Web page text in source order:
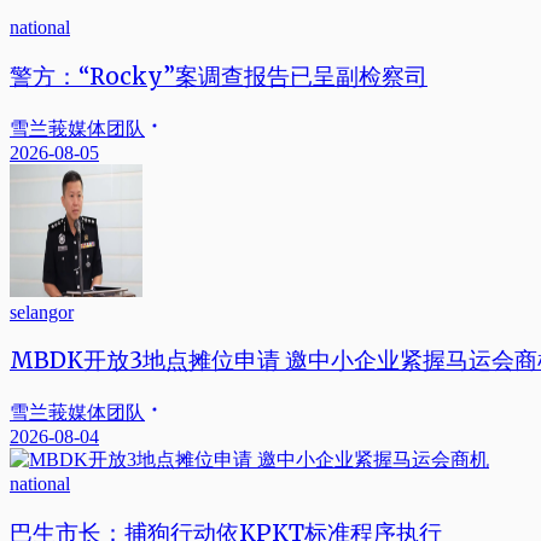
national
警方：“Rocky”案调查报告已呈副检察司
雪兰莪媒体团队
2026-08-05
selangor
MBDK开放3地点摊位申请 邀中小企业紧握马运会
雪兰莪媒体团队
2026-08-04
national
巴生市长：捕狗行动依KPKT标准程序执行